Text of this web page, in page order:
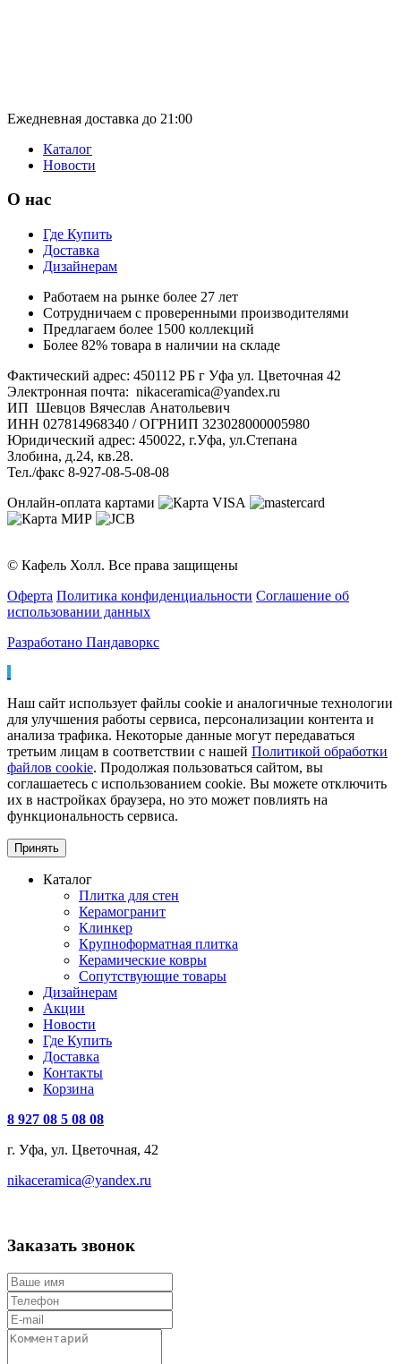
Ежедневная доставка до 21:00
Каталог
Новости
О нас
Где Купить
Доставка
Дизайнерам
Работаем на рынке более 27 лет
Сотрудничаем с проверенными производителями
Предлагаем более 1500 коллекций
Более 82% товара в наличии на складе
Фактический адрес: 450112 РБ г Уфа ул. Цветочная 42
Электронная почта: nikaceramica@yandex.ru
ИП Шевцов Вячеслав Анатольевич
ИНН 027814968340 / ОГРНИП 323028000005980
Юридический адрес: 450022, г.Уфа, ул.Степана
Злобина, д.24, кв.28.
Тел./факс 8-927-08-5-08-08
Онлайн-оплата картами
© Кафель Холл. Все права защищены
Оферта Политика конфиденциальности Соглашение об
использовании данных
Разработано Пандаворкс
Наш сайт использует файлы cookie и аналогичные технологии
для улучшения работы сервиса, персонализации контента и
анализа трафика. Некоторые данные могут передаваться
третьим лицам в соответствии с нашей Политикой обработки
файлов cookie. Продолжая пользоваться сайтом, вы
соглашаетесь с использованием cookie. Вы можете отключить
их в настройках браузера, но это может повлиять на
функциональность сервиса.
Принять
Каталог
Плитка для стен
Керамогранит
Клинкер
Крупноформатная плитка
Керамические ковры
Сопутствующие товары
Дизайнерам
Акции
Новости
Где Купить
Доставка
Контакты
Корзина
8 927 08 5 08 08
г. Уфа, ул. Цветочная, 42
nikaceramica@yandex.ru
Заказать звонок